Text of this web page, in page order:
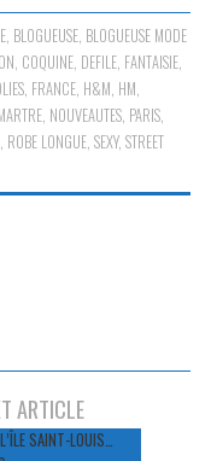
, BLOGUEUSE, BLOGUEUSE MODE
, COQUINE, DEFILE, FANTAISIE,
, FRANCE, H&M, HM,
, NOUVEAUTES, PARIS,
, ROBE LONGUE,SEXY,STREET
ARTICLE
SAINT-LOUIS…